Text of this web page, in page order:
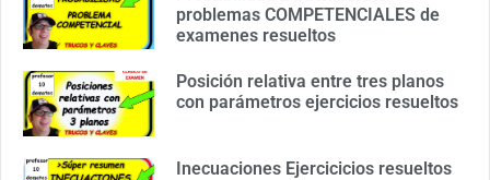
problemas COMPETENCIALES de
examenes resueltos
Posición relativa entre tres planos
con parámetros ejercicios resueltos
Inecuaciones Ejercicicios resueltos